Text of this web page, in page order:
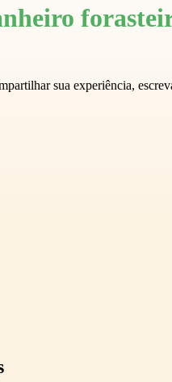
sua experiência,